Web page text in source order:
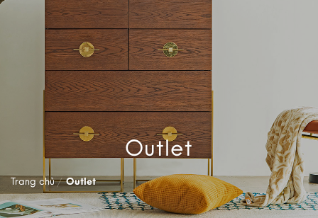
Outlet
Trang chủ / Outlet